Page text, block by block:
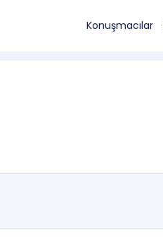
Konuşmacılar